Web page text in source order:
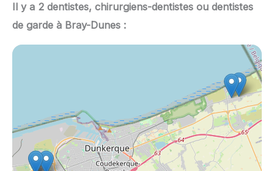
Il y a 2 dentistes, chirurgiens-dentistes ou dentistes
de garde à Bray-Dunes :